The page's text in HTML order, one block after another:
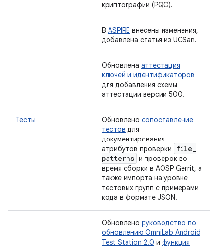
криптографии (PQC).
В ASPIRE внесены изменения,
добавлена ​​статья из UCSan.
Обновлена ​​аттестация
ключей и идентификаторов
для добавления схемы
аттестации версии 500.
Тесты Обновлено сопоставление
тестов для
документирования
атрибутов проверки
file_
patterns и проверок во
время сборки в AOSP Gerrit, а
также импорта на уровне
тестовых групп с примерами
кода в формате JSON.
Обновлено руководство по
обновлению OmniLab Android
Test Station 2.0 и функция